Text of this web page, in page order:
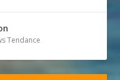
Tendance